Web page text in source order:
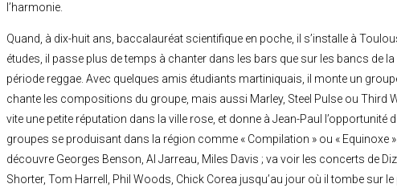
l’harmonie.
Quand, à dix-huit ans, baccalauréat scientifique en poche, il s’installe à
études, il passe plus de temps à chanter dans les bars que sur les bancs de
période reggae. Avec quelques amis étudiants martiniquais, il monte un groupe
chante les compositions du groupe, mais aussi Marley, Steel Pulse ou Third
vite une petite réputation dans la ville rose, et donne à Jean-Paul l’opportunité
groupes se produisant dans la région comme « Compilation » ou « Equinoxe ».
découvre Georges Benson, Al Jarreau, Miles Davis ; va voir les concerts de
Shorter, Tom Harrell, Phil Woods, Chick Corea jusqu’au jour où il tombe sur